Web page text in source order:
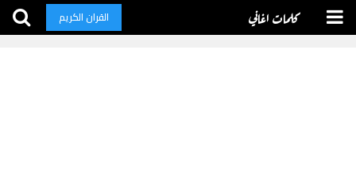
كلمات اغاني القران الكريم